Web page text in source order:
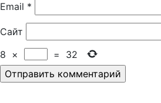
Email *
Сайт
8 × = 32